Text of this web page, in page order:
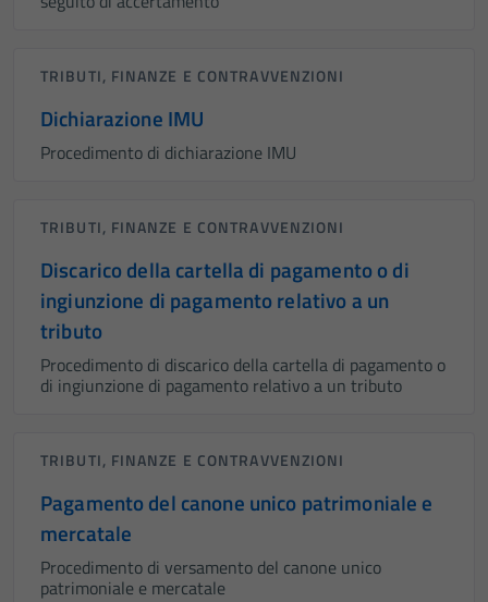
TRIBUTI, FINANZE E CONTRAVVENZIONI
Dichiarazione IMU
Procedimento di dichiarazione IMU
TRIBUTI, FINANZE E CONTRAVVENZIONI
Discarico della cartella di pagamento o di
ingiunzione di pagamento relativo a un
tributo
Procedimento di discarico della cartella di pagamento o
di ingiunzione di pagamento relativo a un tributo
TRIBUTI, FINANZE E CONTRAVVENZIONI
Pagamento del canone unico patrimoniale e
mercatale
Procedimento di versamento del canone unico
patrimoniale e mercatale